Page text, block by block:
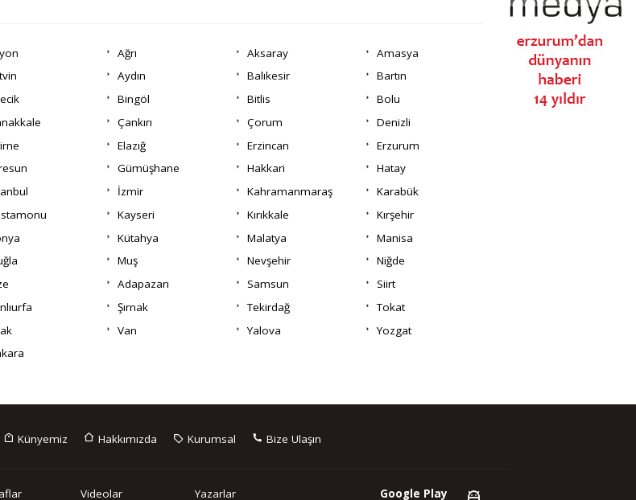
Ağrı Aksaray
Amasya
Aydın Balıkesir
Bartın
Bingöl Bitlis
Bolu
Çankırı Çorum
Denizli
Elazığ Erzincan
Erzurum
Gümüşhane Hakkari
Hatay
İzmir Kahramanmaraş
Karabük
Kayseri Kırıkkale
Kırşehir
Kütahya Malatya
Manisa
Muş Nevşehir
Niğde
Adapazarı Samsun
Siirt
Şırnak Tekirdağ
Tokat
Van Yalova
Yozgat
Künyemiz Hakkımızda Kurumsal Bize Ulaşın
Videolar Yazarlar Google Play